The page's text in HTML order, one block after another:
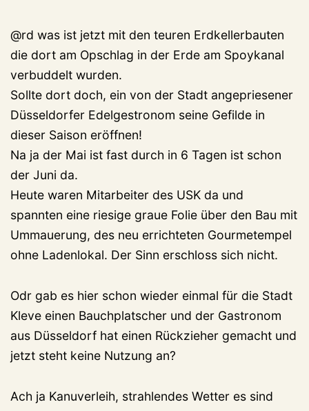
@rd was ist jetzt mit den teuren Erdkellerbauten
die dort am Opschlag in der Erde am Spoykanal
verbuddelt wurden.
Sollte dort doch, ein von der Stadt angepriesener
Düsseldorfer Edelgestronom seine Gefilde in
dieser Saison eröffnen!
Na ja der Mai ist fast durch in 6 Tagen ist schon
der Juni da.
Heute waren Mitarbeiter des USK da und
spannten eine riesige graue Folie über den Bau mit
Ummauerung, des neu errichteten Gourmetempel
ohne Ladenlokal. Der Sinn erschloss sich nicht.
Odr gab es hier schon wieder einmal für die Stadt
Kleve einen Bauchplatscher und der Gastronom
aus Düsseldorf hat einen Rückzieher gemacht und
jetzt steht keine Nutzung an?
Ach ja Kanuverleih, strahlendes Wetter es sind